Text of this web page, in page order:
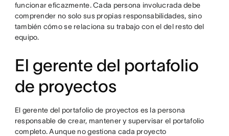
funcionar eficazmente. Cada persona involucrada debe
comprender no solo sus propias responsabilidades, sino
también cómo se relaciona su trabajo con el del resto del
equipo.
El gerente del portafolio
de proyectos
El gerente del portafolio de proyectos es la persona
responsable de crear, mantener y supervisar el portafolio
completo. Aunque no gestiona cada proyecto